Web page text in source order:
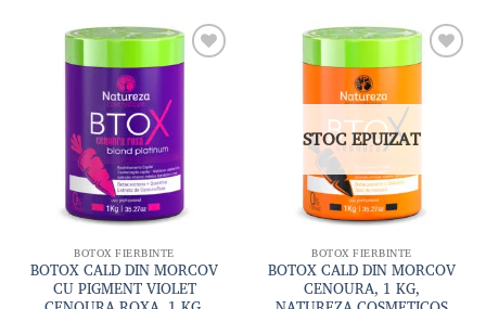
Adaugă
BOTOX FIERBINTE
BOTOX CALD DIN MORCOV
CU PIGMENT VIOLET
Adaugă
STOC EPUIZAT
BOTOX FIERBINTE
BOTOX CALD DIN MORCOV
CENOURA, 1 KG,